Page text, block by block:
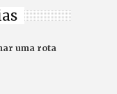
uma rota